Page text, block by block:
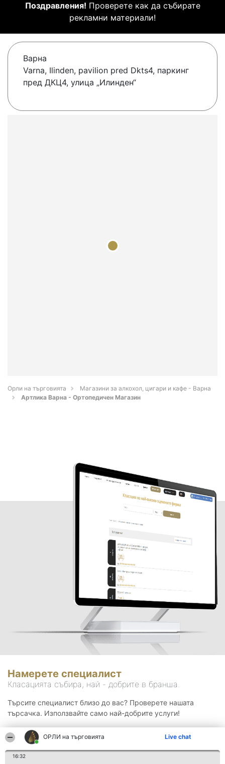
ОРЛИ на търговията Live chat
16:32
Поздравления! Проверете как да събирате
рекламни материали!
Варна
Varna, Ilinden, pavilion pred Dkts4, паркинг
пред ДКЦ4, улица „Илинден“
Орли на търговията
Магазини за алкохол, цигари и кафе - Варна
Артлика Варна - Ортопедичен Магазин
Намерете специалист
Класацията събира, най - добрите в бранша.
Търсите специалист близо до вас? Проверете нашата
търсачка. Използвайте само най-добрите услуги!